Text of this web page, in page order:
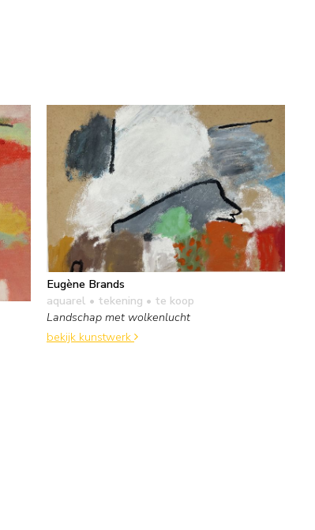
Eugène Brands
aquarel • tekening • te koop
Landschap met wolkenlucht
bekijk kunstwerk